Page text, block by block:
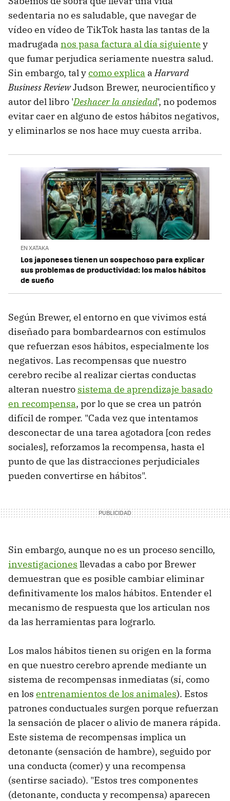
sedentaria no es saludable, que navegar de
vídeo en vídeo de TikTok hasta las tantas de la
madrugada nos pasa factura al día siguiente y
que fumar perjudica seriamente nuestra salud.
Sin embargo, tal ycomo explica aHarvard
Business ReviewJudson Brewer, neurocientífico y
autor del libro 'Deshacer la ansiedad', no podemos
evitar caer en alguno de estos hábitos negativos,
y eliminarlos se nos hace muy cuesta arriba.
EN XATAKA
Los japoneses tienen un sospechoso para explicar
sus problemas de productividad: los malos hábitos
de sueño
Según Brewer, el entorno en que vivimos está
diseñado para bombardearnos con estímulos
que refuerzan esos hábitos, especialmente los
negativos. Las recompensas que nuestro
cerebro recibe al realizar ciertas conductas
alteran nuestro sistema de aprendizaje basado
en recompensa, por lo que se crea un patrón
difícil de romper. "Cada vez que intentamos
desconectar de una tarea agotadora [con redes
sociales], reforzamos la recompensa, hasta el
punto de que las distracciones perjudiciales
pueden convertirse en hábitos".
Sin embargo, aunque no es un proceso sencillo,
investigaciones llevadas a cabo por Brewer
demuestran que es posible cambiar eliminar
definitivamente los malos hábitos. Entender el
mecanismo de respuesta que los articulan nos
da las herramientas para lograrlo.
Los malos hábitos tienen su origen en la forma
en que nuestro cerebro aprende mediante un
sistema de recompensas inmediatas (sí, como
en los entrenamientos de los animales). Estos
patrones conductuales surgen porque refuerzan
la sensación de placer o alivio de manera rápida.
Este sistema de recompensas implica un
detonante (sensación de hambre), seguido por
una conducta (comer) y una recompensa
(sentirse saciado). "Estos tres componentes
(detonante, conducta y recompensa) aparecen